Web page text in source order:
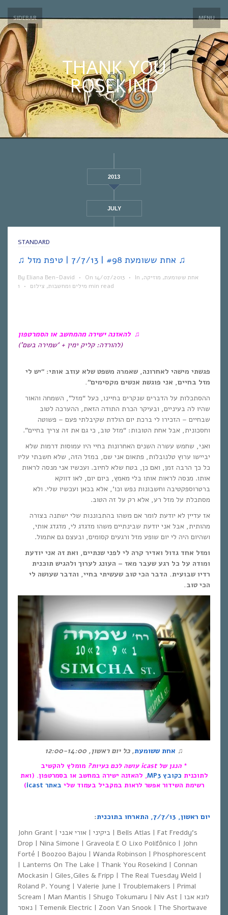
SIDEBAR MENU
THANK YOU
ROSEKIND
2013
JULY
STANDARD
♫ אחת ששומעת #98 | 7/7/13 | טיפת מזל ♫
By Eliana Ben-David • On 14/07/2013 • In אחת ששומעת, מוזיקה,
מילים ומחשבות, צילום • 1 min read
♫ להאזנה ישירה מהמחשב או הסמרטפון
(להורדה: קליק ימין + ‘שמירה בשם’)
פגשתי מישהי לאחרונה, שאמרה משפט שלא עוזב אותי: “יש לי
מזל בחיים, אני פוגשת אנשים מקסימים”.
ההסתכלות על הדברים שנקרים בחיינו, כעל “מזל”, השמחה והאור
שהיו לה בעיניים, ובעיקר הכרת התודה הזאת, ההערכה לטוב
שבחיים – הזכירו לי ברכת יום הולדת שקיבלתי פעם – פשוטה
וחסכונית, אבל אחת הטובות: “מזל טוב, כי גם את זה צריך בחיים”.
ואני, שחמש עשרה השנים האחרונות בחיי היו עמוסות דרמות שלא
יביישו ערוץ טלנובלות, פתאום אני שם, במזל הזה, שלא חשבתי עליו
כל כך הרבה זמן, ואם כן, בטח שלא לחיוב. ועכשיו אני מנסה לראות
אותו. מנסה לראות אותו בלי מאמץ, ביום יום, לאו דווקא
ברטרוספקטיבה וחשבונות נפש וכו’, אלא בכאן ועכשיו שלי. ולא
מסתכלת על מזל רע, אלא רק על זה הטוב.
אז עדיין לא יודעת לומר אם משהו בהתבוננות שלי ישתנה בצורה
מהותית, אבל אני יודעת שבינתיים משהו מדגדג לי, מדגדג אותי,
ושהיום היה לי יום שופע מזל ורגעים קסומים, ובעצם גם אתמול.
ומזל אחד גדול ואדיר קרה לי לפני שנתיים, ואת זה אני יודעת
ומודה על כל רגע שעבר מאז – העונג לערוך ולהגיש תוכנית
רדיו שבועית. הדבר הכי טוב שעשיתי בחיי, והדבר שעושה לי
הכי טוב.
♫ אחת ששומעת,כל יום ראשון, 12:00-14:00
* הנגן שלicast עושה לכם בעיות? מומלץ להקשיב
לתוכנית כקובץ MP3
, להאזנה ישירה במחשב או בסמרטפון. (ואת
רשימת השידור אפשר לראות במקביל בעמוד שלי באתר icast )
יום ראשון, 7/7/13, התארחו בתוכנית
:
John Grant | ביקיני | אורי אבני | Bells Atlas | Fat Freddy’s
Drop | Nina Simone | Graveola E O Lixo Polifônico | John
Forté | Boozoo Bajou | Wanda Robinson | Phosphorescent
| Lanterns On The Lake | Thank You Rosekind | Connan
Mockasin | Giles,Giles & Fripp | The Real Tuesday Weld |
Roland P. Young | Valerie June | Troublemakers | Primal
Scream | Man Mantis | Shugo Tokumaru | Niv Ast | לונא אבו
נאסר | Temenik Electric | Zoon Van Snook | The Shortwave